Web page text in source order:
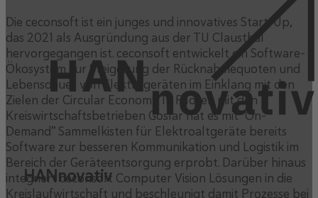
HANnovativ
Die ceconsoft ist ein junges und innovatives Start-Up,
das 2021 als Ausgründung aus der TU Clausthal
hervorgegangen ist. ceconsoft entwickelt ein Software-
Ökosystem zur Steigerung der Rücknahmequoten und
Lebensdauer von Elektrogeräten im Einklang mit den
Zielen der Circular Economy. In Piloten mit den
Kreiswirtschaftsbetrieben Goslar hat es mit “On-
Demand” Sammelkisten für Elektroaltgeräte bereits
Software zur besseren Kommunikation und Logistik im
Bereich der Geräteentsorgung erprobt. Darüber hinaus
integriert ceconsoft Computer Vision Lösungen in die
Kreislaufwirtschaft und beschleunigt damit Prozesse bei